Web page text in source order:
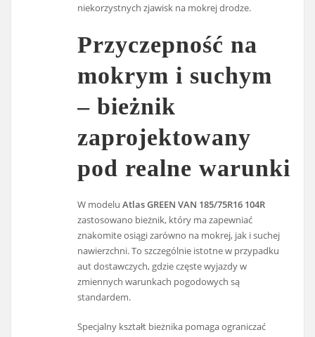
niekorzystnych zjawisk na mokrej drodze.
Przyczepność na
mokrym i suchym
– bieżnik
zaprojektowany
pod realne warunki
W modeluAtlas GREEN VAN 185/75R16 104R
zastosowano bieżnik, który ma zapewniać
znakomite osiągi zarówno na mokrej, jak i suchej
nawierzchni. To szczególnie istotne w przypadku
aut dostawczych, gdzie częste wyjazdy w
zmiennych warunkach pogodowych są
standardem.
Specjalny kształt bieżnika pomaga ograniczać